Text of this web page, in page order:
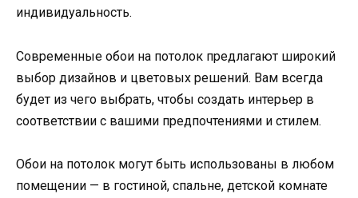
индивидуальность.
Современные обои на потолок предлагают широкий
выбор дизайнов и цветовых решений. Вам всегда
будет из чего выбрать, чтобы создать интерьер в
соответствии с вашими предпочтениями и стилем.
Обои на потолок могут быть использованы в любом
помещении — в гостиной, спальне, детской комнате